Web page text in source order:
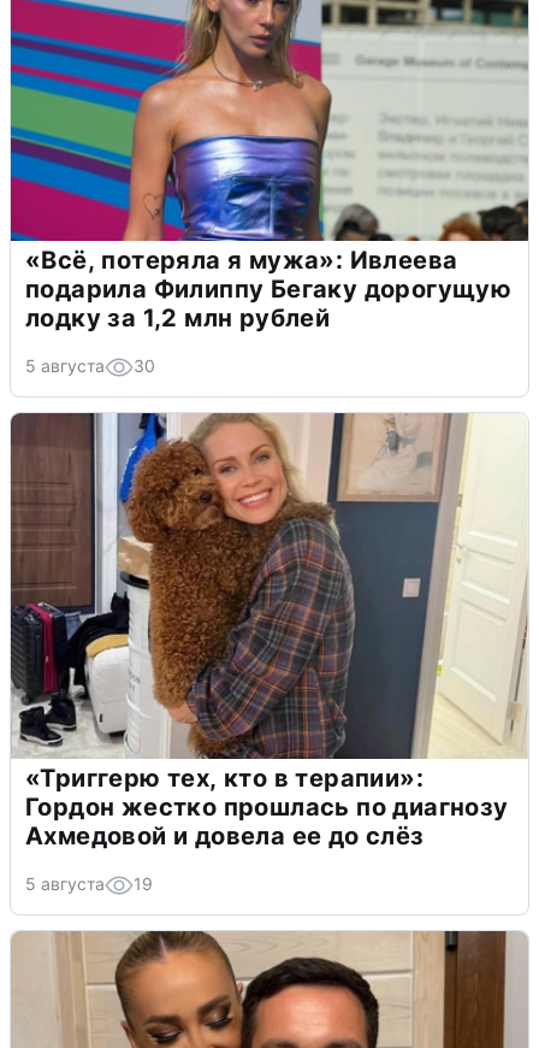
«Всё, потеряла я мужа»: Ивлеева
подарила Филиппу Бегаку дорогущую
лодку за 1,2 млн рублей
5 августа 30
«Триггерю тех, кто в терапии»:
Гордон жестко прошлась по диагнозу
Ахмедовой и довела ее до слёз
5 августа 19